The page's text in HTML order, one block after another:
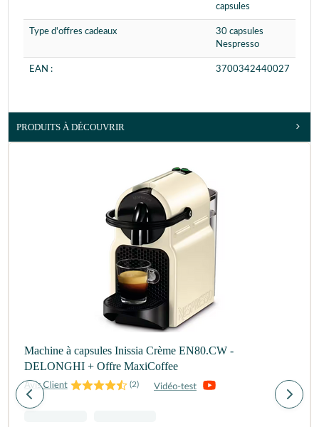
capsules
Type d'offres cadeaux
30 capsules
Nespresso
EAN : 3700342440027
PRODUITS À DÉCOUVRIR
Machine à capsules Inissia Crème EN80.CW -
DELONGHI + Offre MaxiCoffee
(2)